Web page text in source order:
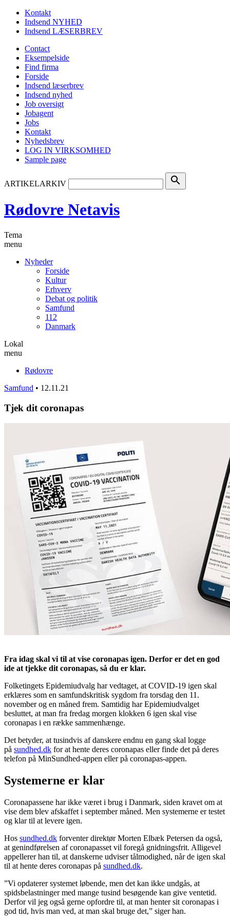
Kontakt
Indsend NYHED
Indsend LÆSERBREV
Contact
Eksempelside
Find firma
Forside
Indsend læserbrev
Indsend nyhed
Job oversigt
Jobagent
Jobs
Kontakt
Nyhedsbrev
LOG IN VIRKSOMHED
Sample page
ARTIKELARKIV search
Rødovre Netavis
Tema
menu
Nyheder
Forside
Kultur
Erhverv
Debat og politik
Samfund
112
Danmark
Lokal
menu
Rødovre
Samfund • 12.11.21
Tjek dit coronapas
Fra idag skal vi til at vise coronapas igen. Derfor er det en god
ide at tjekke dit coronapas, så du er klar.
Folketingets Epidemiudvalg har vedtaget, at COVID-19 igen skal
erklæres som en samfundskritisk sygdom fra torsdag den 11.
november og en måned frem. Samtidig har Epidemiudvalget
besluttet, at man fra fredag morgen klokken 6 igen skal vise
coronapas i en række sammenhænge.
Det betyder, at tusindvis af danskere endnu en gang skal logge
på sundhed.dk for at hente deres coronapas eller finde det på deres
telefon på MinSundhed-appen eller på coronapas-appen.
Systemerne er klar
Coronapassene har ikke været i brug i Danmark, siden kravet om at
vise dem blev afskaffet i september måned. Men systemerne er testet
og klar til at levere igen.
Hos sundhed.dk forventer direktør Morten Elbæk Petersen da også,
at genindførelsen af coronapasset vil foregå gnidningsfrit. Alligevel
appellerer han til, at danskerne udviser tålmodighed, når de igen skal
til at hente deres coronapas på sundhed.dk.
”Vi opdaterer systemet løbende, men det kan ikke undgås, at
spidsbelastninger med mange tusind besøgende kan give ventetid.
Derfor vil jeg også gerne opfordre til, at man henter sit coronapas i
god tid, hvis man ved, at man skal bruge det,” siger han.